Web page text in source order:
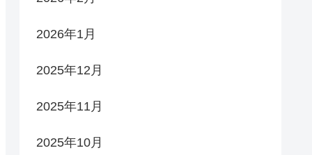
2026年1月
2025年12月
2025年11月
2025年10月